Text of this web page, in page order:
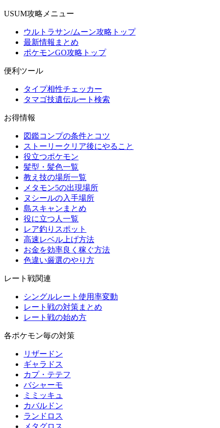
USUM攻略メニュー
ウルトラサン/ムーン攻略トップ
最新情報まとめ
ポケモンGO攻略トップ
便利ツール
タイプ相性チェッカー
タマゴ技遺伝ルート検索
お得情報
図鑑コンプの条件とコツ
ストーリークリア後にやること
役立つポケモン
髪型・髪色一覧
教え技の場所一覧
メタモン5の出現場所
ヌシールの入手場所
島スキャンまとめ
役に立つ人一覧
レア釣りスポット
高速レベル上げ方法
お金を効率良く稼ぐ方法
色違い厳選のやり方
レート戦関連
シングルレート使用率変動
レート戦の対策まとめ
レート戦の始め方
各ポケモン毎の対策
リザードン
ギャラドス
カプ・テテフ
バシャーモ
ミミッキュ
カバルドン
ランドロス
メタグロス